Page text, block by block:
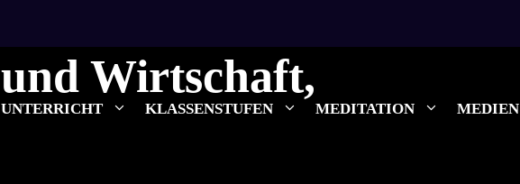
UNTERRICHT KLASSENSTUFEN MEDITATION MEDIEN
Wirtschaft,